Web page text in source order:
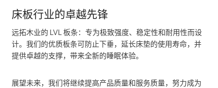
床板行业的卓越先锋
远拓木业的 LVL 板条：专为极致强度、稳定性和耐用性而设
计。我们的优质板条可防止下垂，延长床垫的使用寿命，并
提供卓越的支撑，带来全新的睡眠体验。
展望未来，我们将继续提高产品质量和服务质量，努力成为